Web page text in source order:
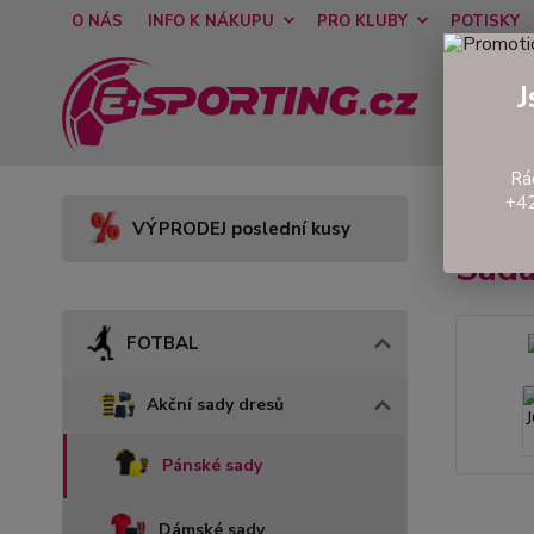
O NÁS INFO K NÁKUPU PRO KLUBY POTISKY
VÝPRODEJ poslední kusy
FOTBAL
Akční sady dresů
Pánské sady